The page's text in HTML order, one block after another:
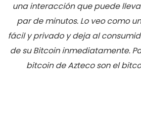
una interacción que puede
par de minutos. Lo veo como
fácil y privado y deja al
de su Bitcoin inmediatamente.
bitcoin de Azteco son el